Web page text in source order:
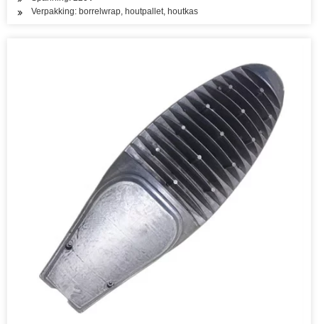
Verpakking: borrelwrap, houtpallet, houtkas